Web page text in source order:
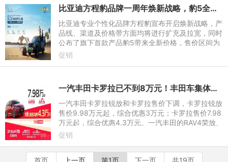
比亚迪方程豹品牌一周年焕新战略，豹5全新价格23.98万起
比亚迪专业个性化品牌方程豹宣布开启焕新战略，产
品线、渠道及价格带方面均将进行扩充及拉宽，同时
公布了旗下首款产品豹5带来全新价格，售价区间为
23.98-30.28万元，充分做到了技术平权越野无界。
促销
一汽丰田卡罗拉已不到8万元！丰田车集体大跳水
一汽丰田卡罗拉锐放和卡罗拉售价下调，卡罗拉锐放
售价9.98万元起，综合优惠3万元；卡罗拉售价7.98
万元起，综合优惠4.3万元。一汽丰田的RAV4荣放、
bZ3、bZ4X、亚洲龙等车型也有不同幅度的降价，
促销
首页 上一页 第1页 下一页 共19页